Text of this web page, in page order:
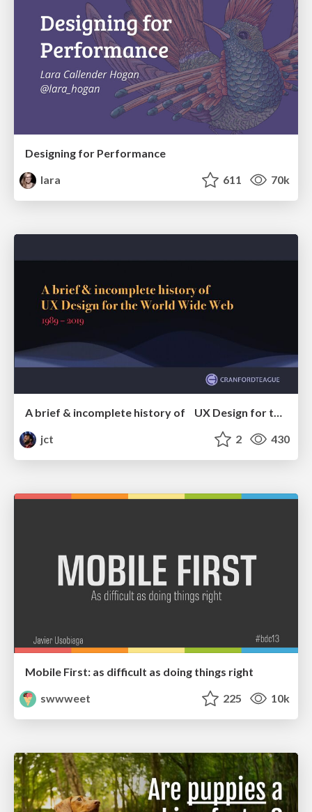
Designing for Performance
lara
611 70k
A brief & incomplete history of UX Design for the World Wide Web: 1989–2019
jct
2 430
Mobile First: as difficult as doing things right
swwweet
225 10k